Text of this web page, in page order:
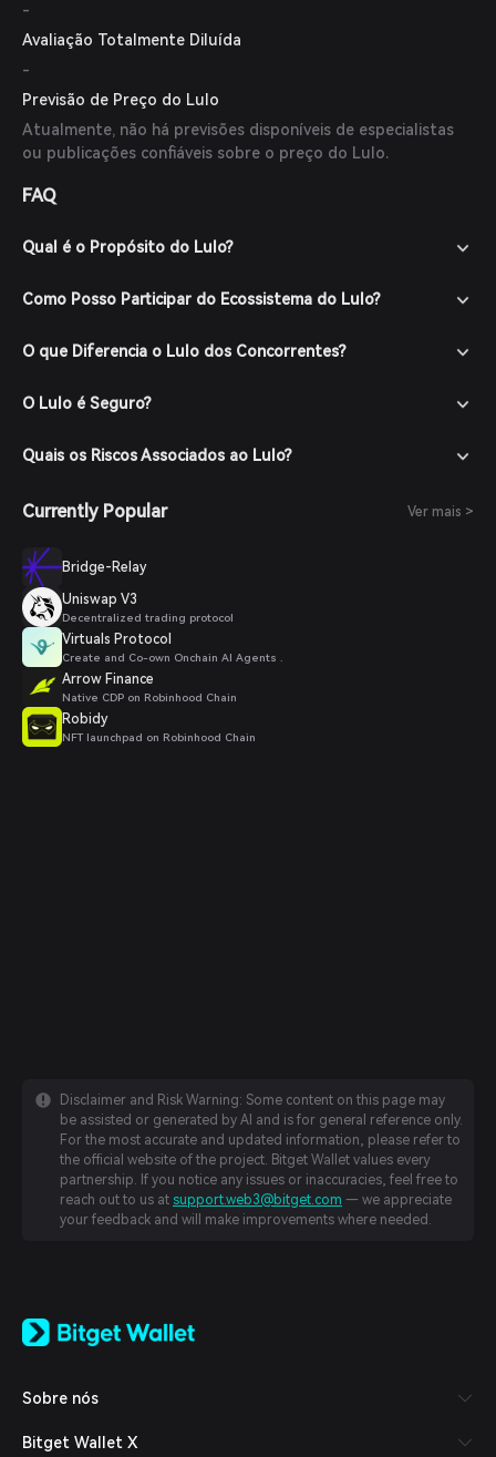
-
Avaliação Totalmente Diluída
-
Previsão de Preço do Lulo
Atualmente, não há previsões disponíveis de especialistas
ou publicações confiáveis sobre o preço do Lulo.
FAQ
Qual é o Propósito do Lulo?
Como Posso Participar do Ecossistema do Lulo?
O que Diferencia o Lulo dos Concorrentes?
O Lulo é Seguro?
Quais os Riscos Associados ao Lulo?
Currently Popular Ver mais >
Bridge-Relay
Uniswap V3
Decentralized trading protocol
Virtuals Protocol
Create and Co-own Onchain AI Agents .
Arrow Finance
Native CDP on Robinhood Chain
Robidy
NFT launchpad on Robinhood Chain
Disclaimer and Risk Warning: Some content on this page may
be assisted or generated by AI and is for general reference only.
For the most accurate and updated information, please refer to
the official website of the project. Bitget Wallet values every
partnership. If you notice any issues or inaccuracies, feel free to
reach out to us at support.web3@bitget.com — we appreciate
your feedback and will make improvements where needed.
日本語
Español (Latinoamérica)
Italiano
Sobre nós
Bitget Wallet X